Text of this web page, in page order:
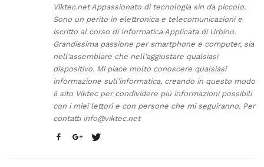
Viktec.net Appassionato di tecnologia sin da piccolo.
Sono un perito in elettronica e telecomunicazioni e
iscritto al corso di Informatica Applicata di Urbino.
Grandissima passione per smartphone e computer, sia
nell'assemblare che nell'aggiustare qualsiasi
dispositivo. Mi piace molto conoscere qualsiasi
informazione sull'informatica, creando in questo modo
il sito Viktec per condividere più informazioni possibili
con i miei lettori e con persone che mi seguiranno. Per
contatti info@viktec.net